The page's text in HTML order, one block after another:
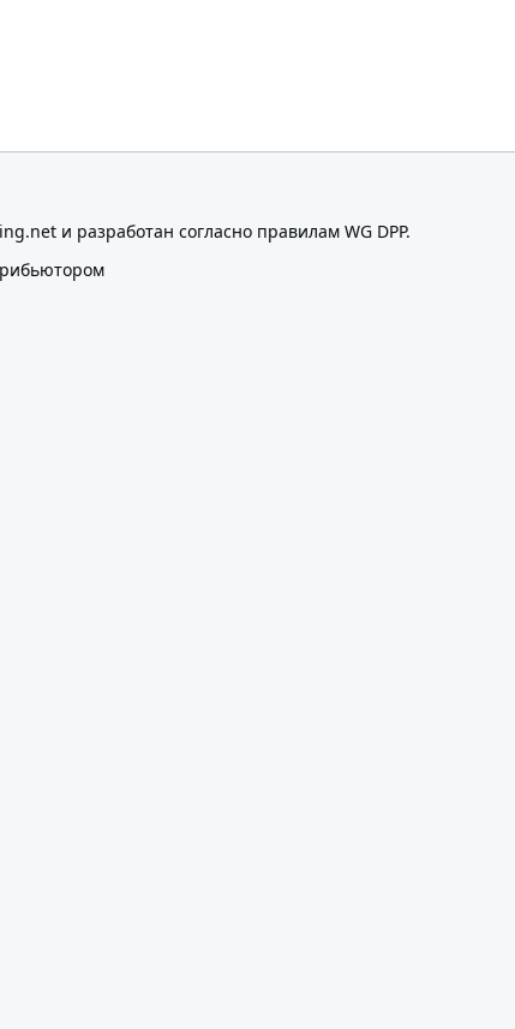
и разработан согласно правилам WG DPP.